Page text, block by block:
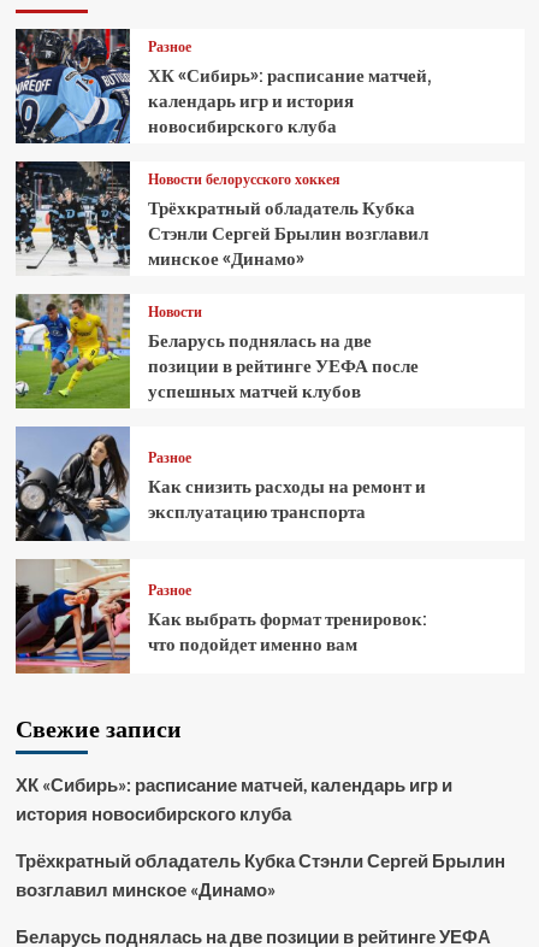
Разное
ХК «Сибирь»: расписание матчей,
календарь игр и история
новосибирского клуба
Новости белорусского хоккея
Трёхкратный обладатель Кубка
Стэнли Сергей Брылин возглавил
минское «Динамо»
Новости
Беларусь поднялась на две
позиции в рейтинге УЕФА после
успешных матчей клубов
Разное
Как снизить расходы на ремонт и
эксплуатацию транспорта
Разное
Как выбрать формат тренировок:
что подойдет именно вам
Свежие записи
ХК «Сибирь»: расписание матчей, календарь игр и
история новосибирского клуба
Трёхкратный обладатель Кубка Стэнли Сергей Брылин
возглавил минское «Динамо»
Беларусь поднялась на две позиции в рейтинге УЕФА